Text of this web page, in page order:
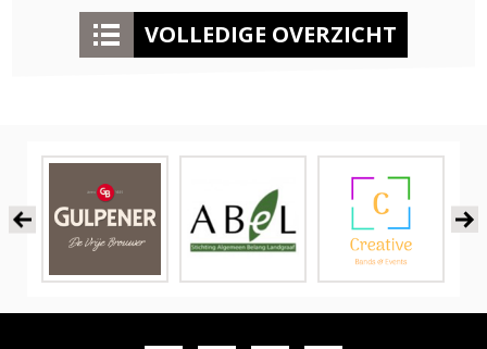
VOLLEDIGE OVERZICHT